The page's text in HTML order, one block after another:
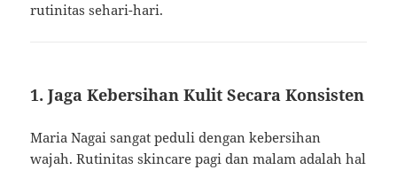
rutinitas sehari-hari.
1. Jaga Kebersihan Kulit Secara Konsisten
Maria Nagai sangat peduli dengan kebersihan
wajah. Rutinitas skincare pagi dan malam adalah hal